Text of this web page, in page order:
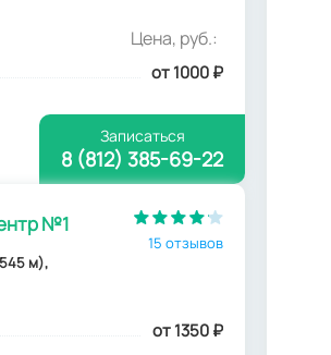
Цена, руб.:
от 1000₽
Записаться
8 (812) 385-69-22
№1
м),
15 отзывов
от 1350₽